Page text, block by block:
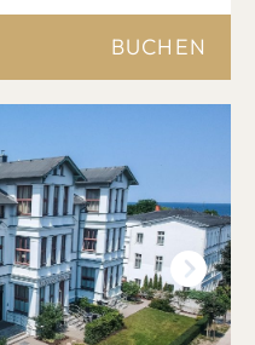
BUCHEN
Next